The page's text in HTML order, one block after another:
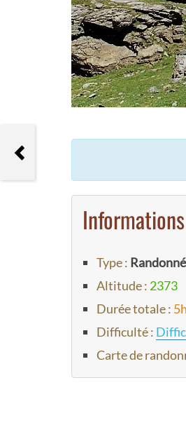
Type :
Altitude : 2373
Durée totale :
Difficulté :
Carte de